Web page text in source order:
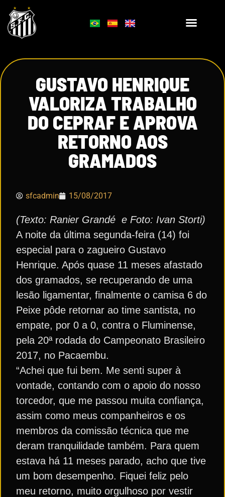
GUSTAVO HENRIQUE
VALORIZA TRABALHO
DO CEPRAF E APROVA
RETORNO AOS
GRAMADOS
sfcadmin 15/08/2017
(Texto: Ranier Grandé e Foto: Ivan Storti)
A noite da última segunda-feira (14) foi
especial para o zagueiro Gustavo
Henrique. Após quase 11 meses afastado
dos gramados, se recuperando de uma
lesão ligamentar, finalmente o camisa 6 do
Peixe pôde retornar ao time santista, no
empate, por 0 a 0, contra o Fluminense,
pela 20ª rodada do Campeonato Brasileiro
2017, no Pacaembu.
“Achei que fui bem. Me senti super à
vontade, contando com o apoio do nosso
torcedor, que me passou muita confiança,
assim como meus companheiros e os
membros da comissão técnica que me
deram tranquilidade também. Para quem
estava há 11 meses parado, acho que tive
um bom desempenho. Fiquei feliz pelo
meu retorno, muito orgulhoso por vestir